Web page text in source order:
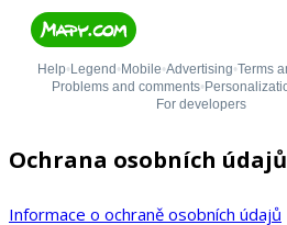
Ochrana osobních údajů
Informace o ochraně osobních údajů